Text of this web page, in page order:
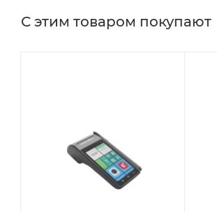
С этим товаром покупают